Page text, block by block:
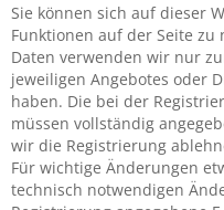
Sie können sich auf dieser
Funktionen auf der Seite zu
Daten verwenden wir nur
jeweiligen Angebotes oder
haben. Die bei der
müssen vollständig
wir die Registrierung
Für wichtige Änderungen
technisch notwendigen